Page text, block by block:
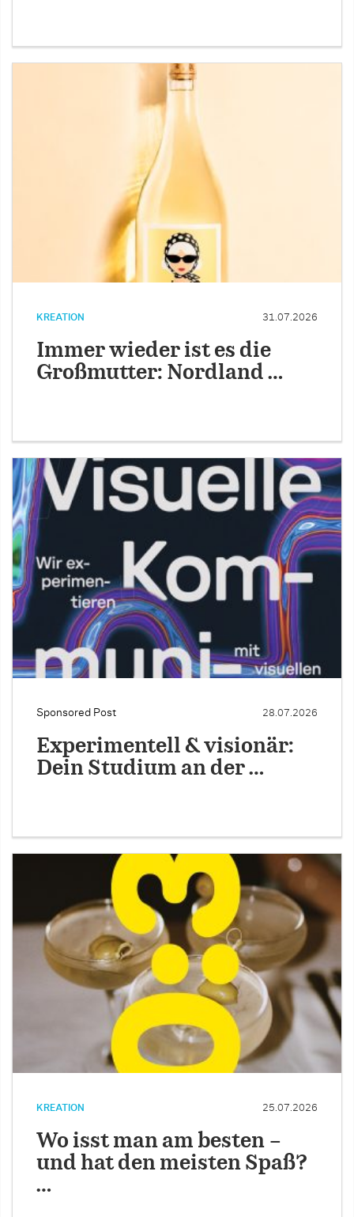
KREATION 31.07.2026
Immer wieder ist es die
Großmutter: Nordland …
Sponsored Post 28.07.2026
Experimentell & visionär:
Dein Studium an der …
KREATION 25.07.2026
Wo isst man am besten –
und hat den meisten Spaß?
…